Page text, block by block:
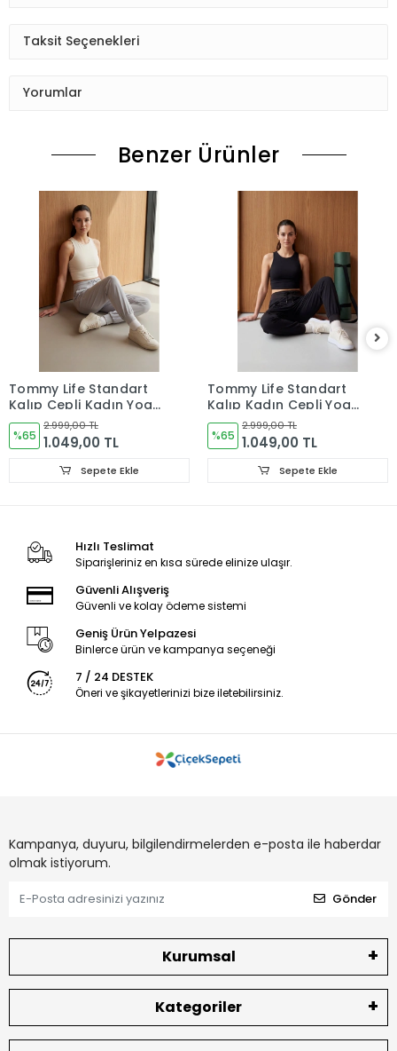
Taksit Seçenekleri
Yorumlar
Benzer Ürünler
Tommy Life Standart
Kalıp Cepli Kadın Yoga
Pantolon Taş 94677
%65
2.999,00 TL
1.049,00 TL
Sepete Ekle
Tommy Life Standart
Kalıp Kadın Cepli Yoga
Pantolon Siyah 94677
%65
2.999,00 TL
1.049,00 TL
Sepete Ekle
Hızlı Teslimat
Siparişleriniz en kısa sürede elinize ulaşır.
Güvenli Alışveriş
Güvenli ve kolay ödeme sistemi
Geniş Ürün Yelpazesi
Binlerce ürün ve kampanya seçeneği
7 / 24 DESTEK
Öneri ve şikayetlerinizi bize iletebilirsiniz.
Kampanya, duyuru, bilgilendirmelerden e-posta ile haberdar
olmak istiyorum.
Gönder
Kurumsal
Kategoriler